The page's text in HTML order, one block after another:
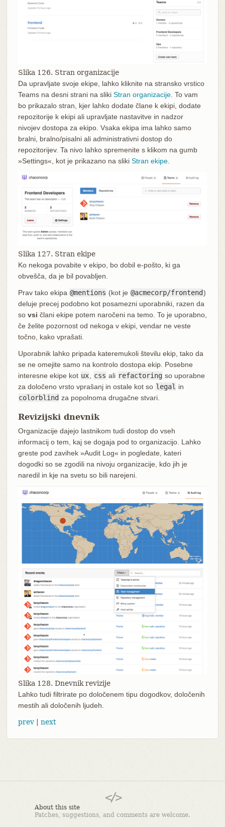
Slika 126. Stran organizacije
Da upravljate svoje ekipe, lahko kliknite na stransko vrstico
Teams na desni strani na sliki Stran organizacije. To vam
bo prikazalo stran, kjer lahko dodate člane k ekipi, dodate
repozitorije k ekipi ali upravljate nastavitve in nadzor
nivojev dostopa za ekipo. Vsaka ekipa ima lahko samo
bralni, bralno/pisalni ali administrativni dostop do
repozitorijev. Ta nivo lahko spremenite s klikom na gumb
»Settings«, kot je prikazano na sliki Stran ekipe.
Slika 127. Stran ekipe
Ko nekoga povabite v ekipo, bo dobil e-pošto, ki ga
obvešča, da je bil povabljen.
Prav tako ekipa @mentions (kot je @acmecorp/frontend)
deluje precej podobno kot posamezni uporabniki, razen da
so vsi člani ekipe potem naročeni na temo. To je uporabno,
če želite pozornost od nekoga v ekipi, vendar ne veste
točno, kako vprašati.
Uporabnik lahko pripada kateremukoli številu ekip, tako da
se ne omejite samo na kontrolo dostopa ekip. Posebne
interesne ekipe kot ux, css ali refactoring so uporabne
za določeno vrsto vprašanj in ostale kot so legal in
colorblind za popolnoma drugačne stvari.
Revizijski dnevnik
Organizacije dajejo lastnikom tudi dostop do vseh
informacij o tem, kaj se dogaja pod to organizacijo. Lahko
greste pod zavihek »Audit Log« in pogledate, kateri
dogodki so se zgodili na nivoju organizacije, kdo jih je
naredil in kje na svetu so bili narejeni.
Slika 128. Dnevnik revizije
Lahko tudi filtrirate po določenem tipu dogodkov, določenih
mestih ali določenih ljudeh.
prev| next
About this site
Patches, suggestions, and comments are welcome.